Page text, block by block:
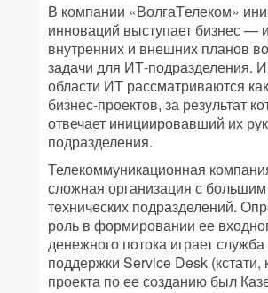
В компании «ВолгаTелеком»
инноваций выступает бизнес —
внутренних и внешних планов
задачи для ИТ-подразделения.
области ИТ рассматриваются
бизнес-проектов, за результат
отвечает инициировавший их
подразделения.
Телекоммуникационная
сложная организация с
технических подразделений.
роль в формировании ее
денежного потока играет служба
поддержки Service Desk (кстати,
проекта по ее созданию был